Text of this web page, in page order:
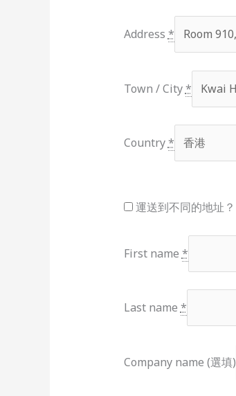
Address *
Town / City*
Country*
運送到不同的地址？
First name *
Last name *
Company name (選填)